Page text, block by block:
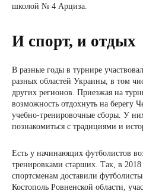
школой № 4 Арциза.
И спорт, и отдых
В разные годы в турнире
разных областей Украины, в том
других регионов. Приезжая на
возможность отдохнуть на берегу
учебно-тренировочные сборы. У
познакомиться с традициями и
Есть у начинающих футболистов
тренировками старших. Так, в
спортсменам доставили
Костополь Ровненской области,